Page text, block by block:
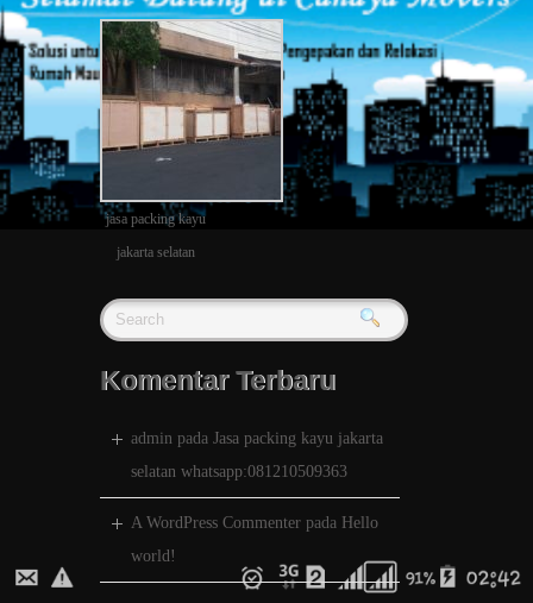
jasa packing kayu
jakarta selatan
Komentar Terbaru
admin pada Jasa packing kayu jakarta
selatan whatsapp:081210509363
A WordPress Commenter pada Hello
world!